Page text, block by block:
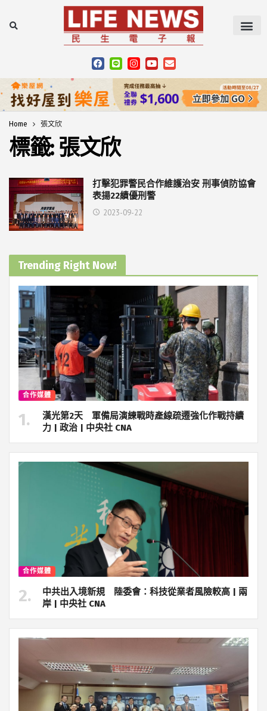
Home 張文欣
標籤: 張文欣
打擊犯罪警民合作維護治安 刑事偵防協會
表揚22績優刑警
2023-09-22
Trending Right Now!
合作媒體
漢光第2天 軍備局演練戰時產線疏遷強化作戰持續
力 | 政治 | 中央社 CNA
合作媒體
中共出入境新規 陸委會：科技從業者風險較高 | 兩
岸 | 中央社 CNA